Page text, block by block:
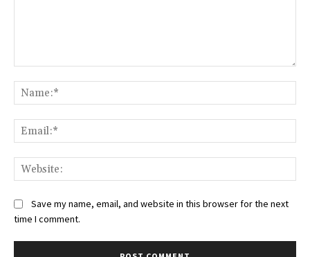
Save my name, email, and website in this browser for the next
time I comment.